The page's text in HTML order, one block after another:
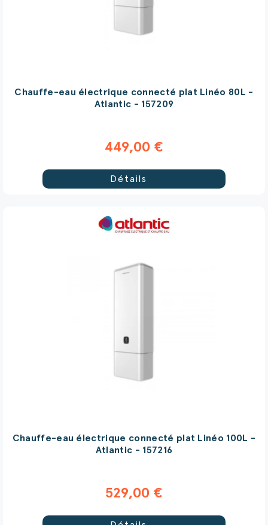
Chauffe-eau électrique connecté plat Linéo 80L -
Atlantic - 157209
449,00 €
Détails
Chauffe-eau électrique connecté plat Linéo 100L -
Atlantic - 157216
529,00 €